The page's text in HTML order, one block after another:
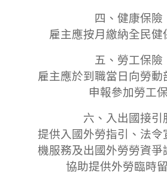
四、健康保險
雇主應按月繳納全民健
五、勞工保險
雇主應於到職當日向勞動
申報參加勞工
六、入出國接引
提供入國外勞指引、法令
機服務及出國外勞勞資爭
協助提供外勞臨時